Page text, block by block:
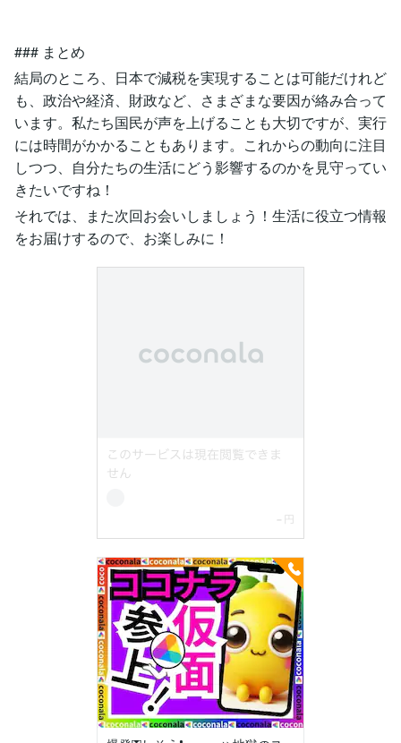
### まとめ
結局のところ、日本で減税を実現することは可能だけれど
も、政治や経済、財政など、さまざまな要因が絡み合って
います。私たち国民が声を上げることも大切ですが、実行
には時間がかかることもあります。これからの動向に注目
しつつ、自分たちの生活にどう影響するのかを見守ってい
きたいですね！
それでは、また次回お会いしましょう！生活に役立つ情報
をお届けするので、お楽しみに！